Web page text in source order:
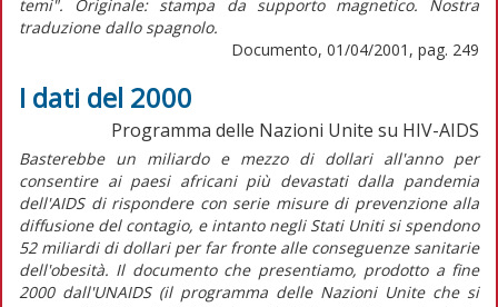
temi". Originale: stampa da supporto magnetico. Nostra
traduzione dallo spagnolo.
Documento, 01/04/2001, pag. 249
I dati del 2000
Programma delle Nazioni Unite su HIV-AIDS
Basterebbe un miliardo e mezzo di dollari all'anno per
consentire ai paesi africani più devastati dalla pandemia
dell'AIDS di rispondere con serie misure di prevenzione alla
diffusione del contagio, e intanto negli Stati Uniti si spendono
52 miliardi di dollari per far fronte alle conseguenze sanitarie
dell'obesità. Il documento che presentiamo, prodotto a fine
2000 dall'UNAIDS (il programma delle Nazioni Unite che si